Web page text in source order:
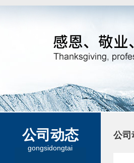
公司动态
gongsidongtai
公司